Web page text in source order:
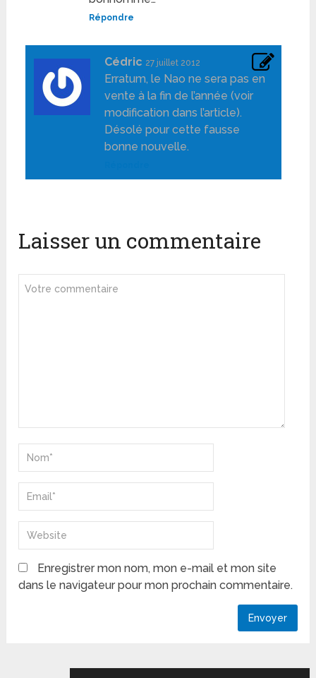
Répondre
Cédric 27 juillet 2012
Erratum, le Nao ne sera pas en
vente à la fin de l’année (voir
modification dans l’article).
Désolé pour cette fausse
bonne nouvelle.
Laisser un commentaire
Enregistrer mon nom, mon e-mail et mon site
dans le navigateur pour mon prochain commentaire.